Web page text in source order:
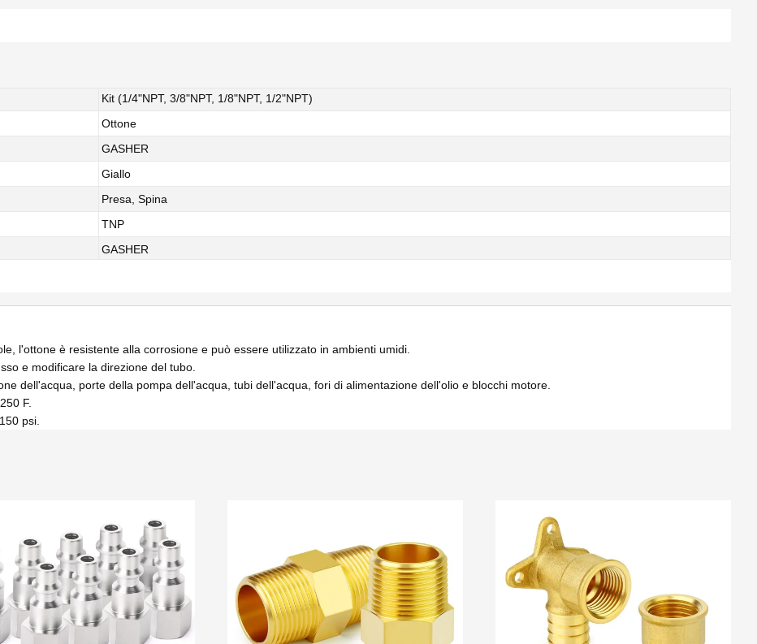
Kit (1/4"NPT, 3/8"NPT, 1/8"NPT, 1/2"NPT)
Ottone
GASHER
Giallo
Presa, Spina
TNP
GASHER
l'ottone è resistente alla corrosione e può essere utilizzato in ambienti umidi.
e modificare la direzione del tubo.
dell'acqua, porte della pompa dell'acqua, tubi dell'acqua, fori di alimentazione dell'olio e blocchi motore.
F.
psi.